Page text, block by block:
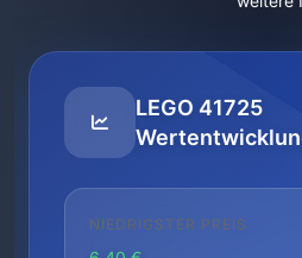
LEGO 41725
NIEDRIGSTER PREIS